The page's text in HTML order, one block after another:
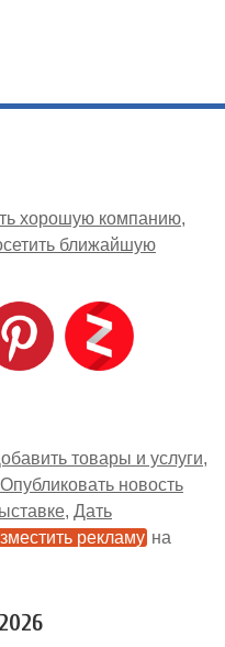
хорошую компанию
ближайшую
товары и услуги
Опубликовать новость
Дать
рекламу на